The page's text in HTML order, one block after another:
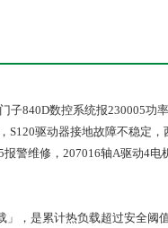
门子840D数控系统报230005功
S120驱动器接地故障不稳定
警维修，207016轴A驱动4
案排